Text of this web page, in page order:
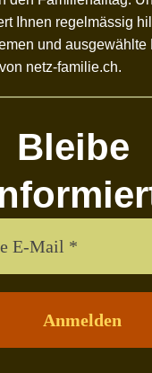
Ihnen regelmässig
und ausgewählte
netz-familie.ch.
Bleibe